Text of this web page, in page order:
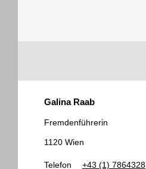
Guides
Galina Raab
Fremdenführerin
1120 Wien
Telefon +43 (1) 7864328